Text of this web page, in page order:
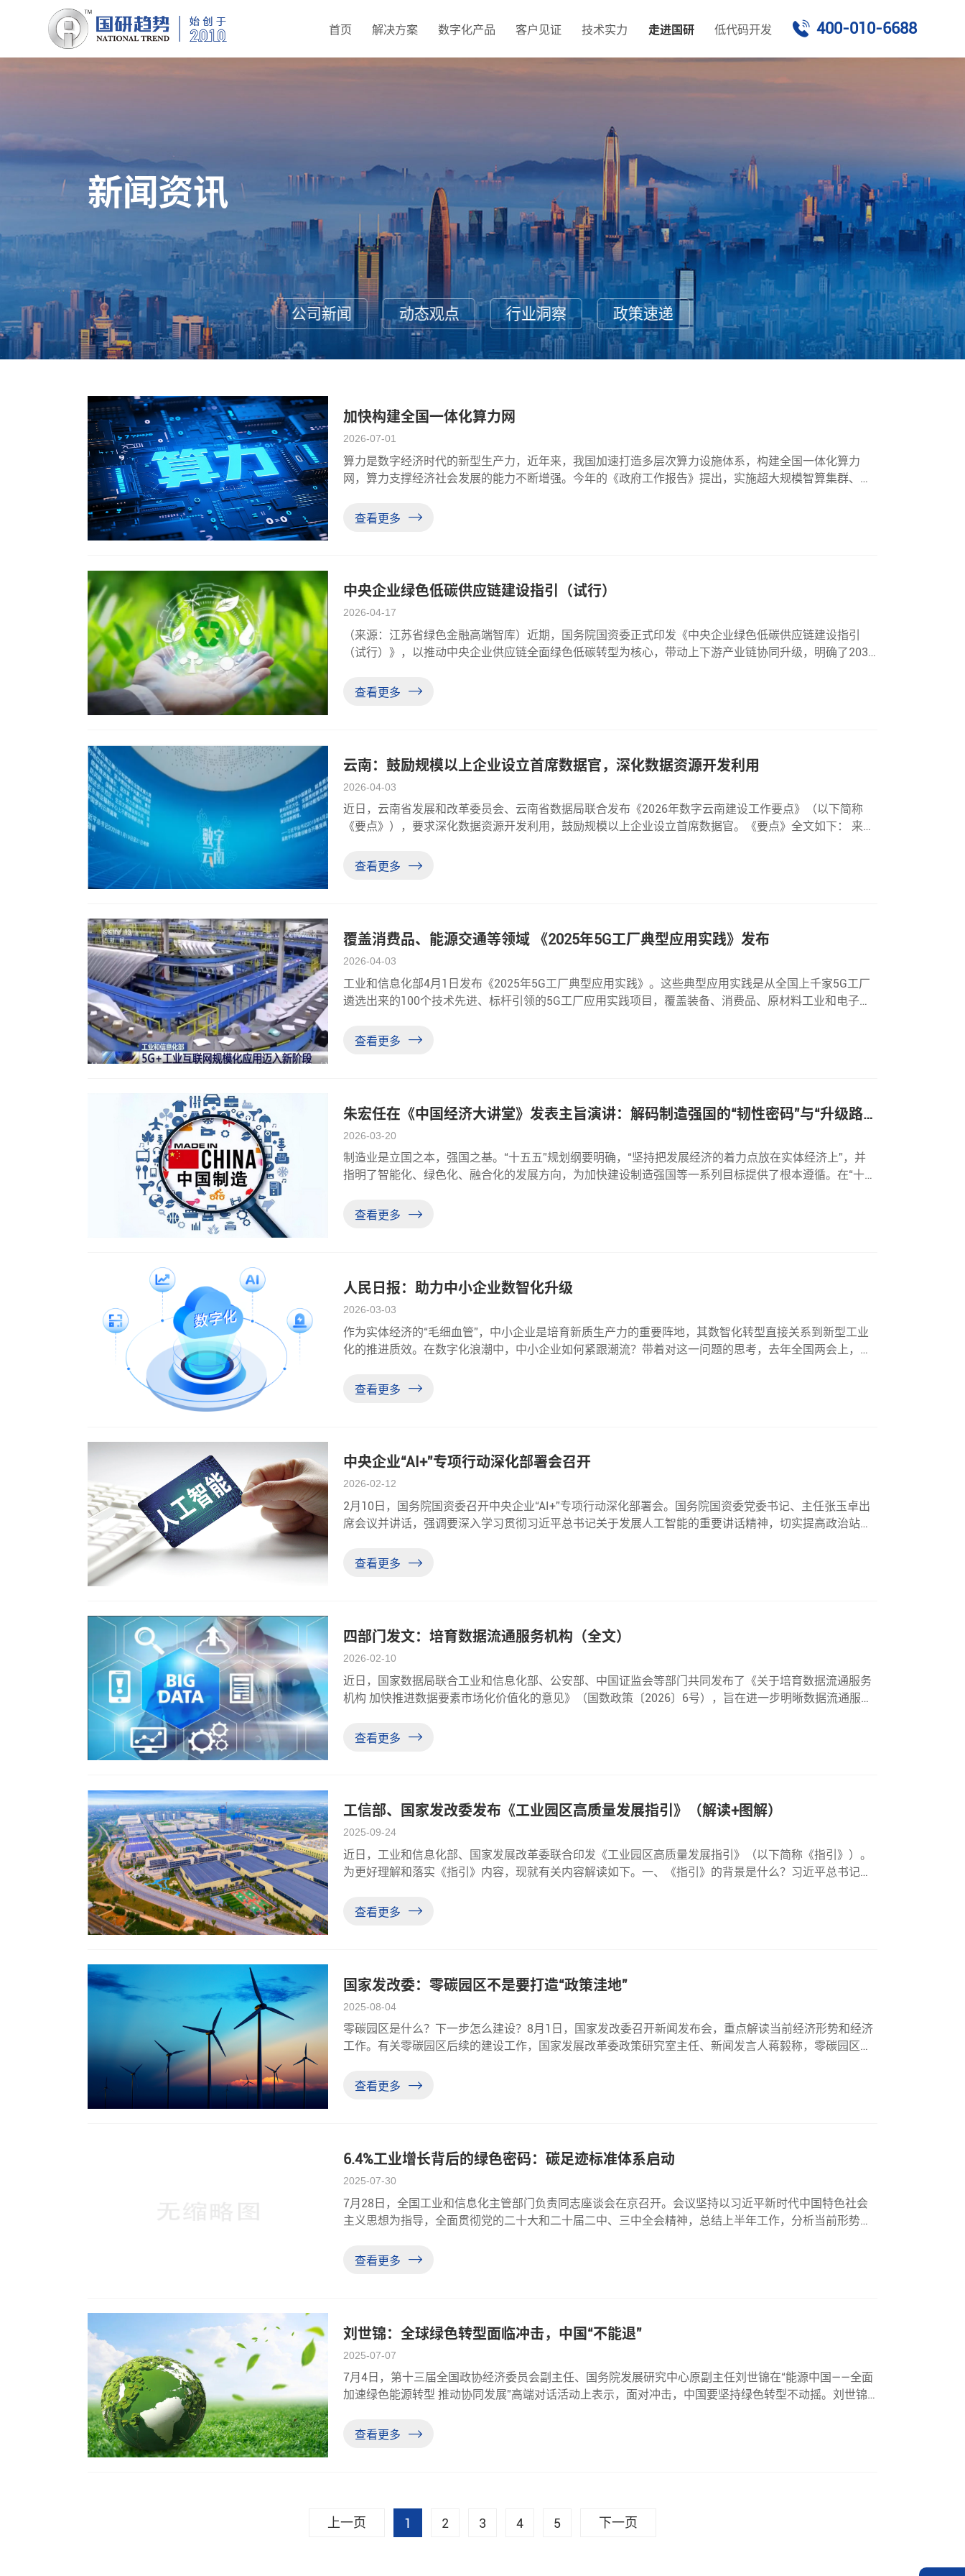
首页 解决方案 数字化产品 客户见证 技术实力 走进国研 低代码开发 400-010-6688
新闻资讯
公司新闻 动态观点 行业洞察 政策速递
加快构建全国一体化算力网
2026-07-01
算力是数字经济时代的新型生产力，近年来，我国加速打造多层次算力设施体系，构建全国一体化算力
网，算力支撑经济社会发展的能力不断增强。今年的《政府工作报告》提出，实施超大规模智算集群、算
议指出，加强水网、新型电网、
查看更多
中央企业绿色低碳供应链建设指引（试行）
2026-04-17
（来源：江苏省绿色金融高端智库）近期，国务院国资委正式印发《中央企业绿色低碳供应链建设指引
（试行）》，以推动中央企业供应链全面绿色低碳转型为核心，带动上下游产业链协同升级，明确了2030
环化发展提供清晰路线图与操
查看更多
云南：鼓励规模以上企业设立首席数据官，深化数据资源开发利用
2026-04-03
近日，云南省发展和改革委员会、云南省数据局联合发布《2026年数字云南建设工作要点》（以下简称
《要点》），要求深化数据资源开发利用，鼓励规模以上企业设立首席数据官。《要点》全文如下： 来
化落实习近平总书记关于
查看更多
覆盖消费品、能源交通等领域 《2025年5G工厂典型应用实践》发布
2026-04-03
工业和信息化部4月1日发布《2025年5G工厂典型应用实践》。这些典型应用实践是从全国上千家5G工厂
遴选出来的100个技术先进、标杆引领的5G工厂应用实践项目，覆盖装备、消费品、原材料工业和电子信
备5G联网率都超过97%。数据显示
查看更多
朱宏任在《中国经济大讲堂》发表主旨演讲：解码制造强国的“韧性密码”与“升级路
径”
2026-03-20
制造业是立国之本，强国之基。“十五五”规划纲要明确，“坚持把发展经济的着力点放在实体经济上”，并
指明了智能化、绿色化、融合化的发展方向，为加快建设制造强国等一系列目标提供了根本遵循。在“十五
会、中国企业家协会
查看更多
人民日报：助力中小企业数智化升级
2026-03-03
作为实体经济的“毛细血管”，中小企业是培育新质生产力的重要阵地，其数智化转型直接关系到新型工业
化的推进质效。在数字化浪潮中，中小企业如何紧跟潮流？带着对这一问题的思考，去年全国两会上，民
的调研。民革
查看更多
中央企业“AI+”专项行动深化部署会召开
2026-02-12
2月10日，国务院国资委召开中央企业“AI+”专项行动深化部署会。国务院国资委党委书记、主任张玉卓出
席会议并讲话，强调要深入学习贯彻习近平总书记关于发展人工智能的重要讲话精神，切实提高政治站
智能的定位、优势，构建
查看更多
四部门发文：培育数据流通服务机构（全文）
2026-02-10
近日，国家数据局联合工业和信息化部、公安部、中国证监会等部门共同发布了《关于培育数据流通服务
机构 加快推进数据要素市场化价值化的意见》（国数政策〔2026〕6号），旨在进一步明晰数据流通服务
据局等部门关于培育数据流
查看更多
工信部、国家发改委发布《工业园区高质量发展指引》（解读+图解）
2025-09-24
近日，工业和信息化部、国家发展改革委联合印发《工业园区高质量发展指引》（以下简称《指引》）。
为更好理解和落实《指引》内容，现就有关内容解读如下。一、《指引》的背景是什么？习近平总书记就
大物质技术基础。2023年9月
查看更多
国家发改委：零碳园区不是要打造“政策洼地”
2025-08-04
零碳园区是什么？下一步怎么建设？8月1日，国家发改委召开新闻发布会，重点解读当前经济形势和经济
工作。有关零碳园区后续的建设工作，国家发展改革委政策研究室主任、新闻发言人蒋毅称，零碳园区建
地”，而是要建设“
查看更多
6.4%工业增长背后的绿色密码：碳足迹标准体系启动
2025-07-30
7月28日，全国工业和信息化主管部门负责同志座谈会在京召开。会议坚持以习近平新时代中国特色社会
主义思想为指导，全面贯彻党的二十大和二十届二中、三中全会精神，总结上半年工作，分析当前形势，
以来，在以习近平同志为核心
查看更多
刘世锦：全球绿色转型面临冲击，中国“不能退”
2025-07-07
7月4日，第十三届全国政协经济委员会副主任、国务院发展研究中心原副主任刘世锦在“能源中国——全面
加速绿色能源转型 推动协同发展”高端对话活动上表示，面对冲击，中国要坚持绿色转型不动摇。刘世锦
如果全球经济衰退，绿色
查看更多
上一页 1 2 3 4 5 下一页